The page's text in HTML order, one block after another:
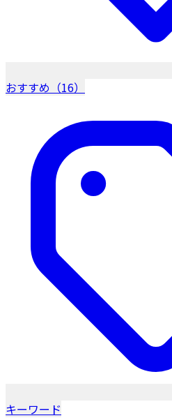
おすすめ（16）
キーワード